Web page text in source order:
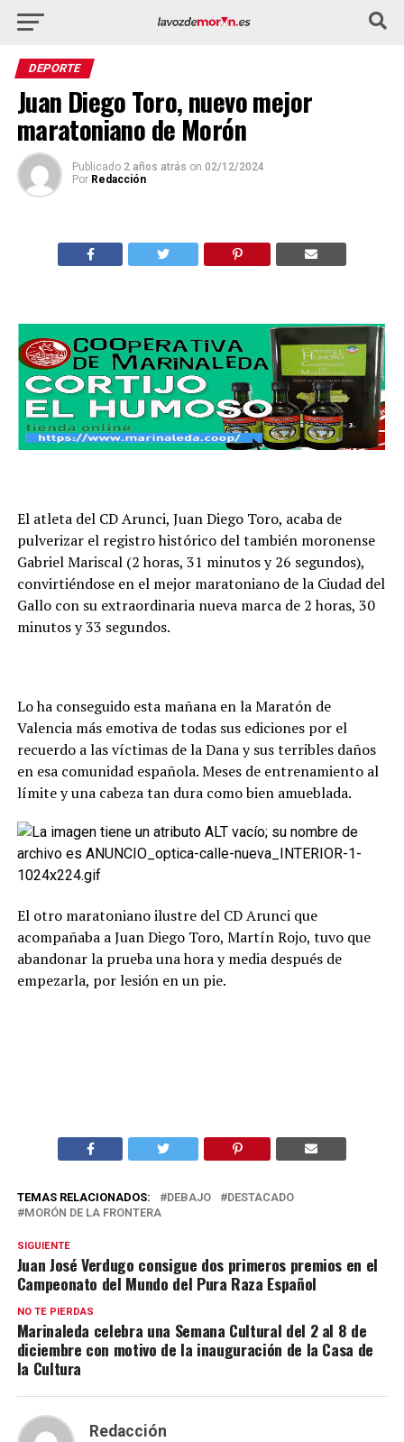
DEPORTE
Juan Diego Toro, nuevo mejor
maratoniano de Morón
Publicado 2 años atrás on 02/12/2024
Por Redacción
El atleta del CD Arunci, Juan Diego Toro, acaba de
pulverizar el registro histórico del también moronense
Gabriel Mariscal (2 horas, 31 minutos y 26 segundos),
convirtiéndose en el mejor maratoniano de la Ciudad del
Gallo con su extraordinaria nueva marca de 2 horas, 30
minutos y 33 segundos.
Lo ha conseguido esta mañana en la Maratón de
Valencia más emotiva de todas sus ediciones por el
recuerdo a las víctimas de la Dana y sus terribles daños
en esa comunidad española. Meses de entrenamiento al
límite y una cabeza tan dura como bien amueblada.
El otro maratoniano ilustre del CD Arunci que
acompañaba a Juan Diego Toro, Martín Rojo, tuvo que
abandonar la prueba una hora y media después de
empezarla, por lesión en un pie.
TEMAS RELACIONADOS: DEBAJO
DESTACADO
MORÓN DE LA FRONTERA
SIGUIENTE
Juan José Verdugo consigue dos primeros premios en el
Campeonato del Mundo del Pura Raza Español
NO TE PIERDAS
Marinaleda celebra una Semana Cultural del 2 al 8 de
diciembre con motivo de la inauguración de la Casa de
la Cultura
Redacción